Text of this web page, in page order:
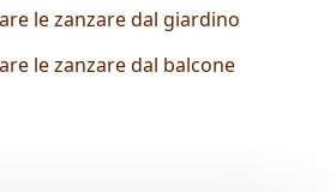
le zanzare dal giardino
le zanzare dal balcone